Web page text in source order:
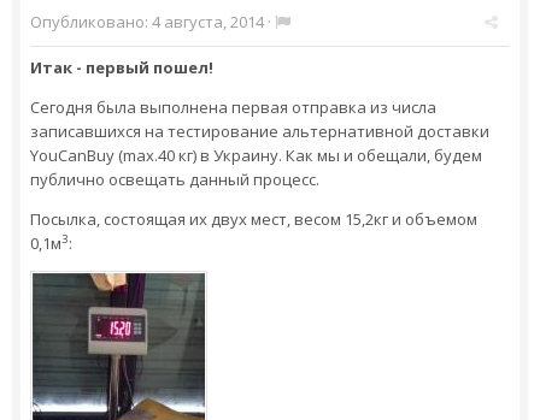
Опубликовано: 4 августа, 2014·
Итак - первый пошел!
Сегодня была выполнена первая отправка из числа
записавшихся на тестирование альтернативной доставки
YouCanBuy (max.40 кг) в Украину. Как мы и обещали, будем
публично освещать данный процесс.
Посылка, состоящая их двух мест, весом 15,2кг и объемом
0,1м3: